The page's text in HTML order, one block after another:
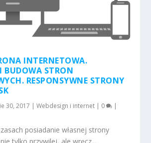
INTERNETOWA.
BUDOWA STRON
RESPONSYWNE STRONY
30, 2017 |Webdesign i internet | 0 |
posiadanie własnej strony
tylko przywilej, ale wręcz...